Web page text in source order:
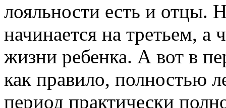
лояльности есть и отцы.
начинается на третьем, а
жизни ребенка. А вот в
как правило, полностью
период практически